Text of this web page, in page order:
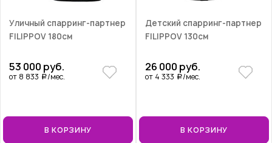
Уличный спарринг-партнер
FILIPPOV 180см
53 000 руб.
от 8 833 a/мес.
В КОРЗИНУ
Детский спарринг-партнер
FILIPPOV 130см
26 000 руб.
от 4 333 a/мес.
В КОРЗИНУ